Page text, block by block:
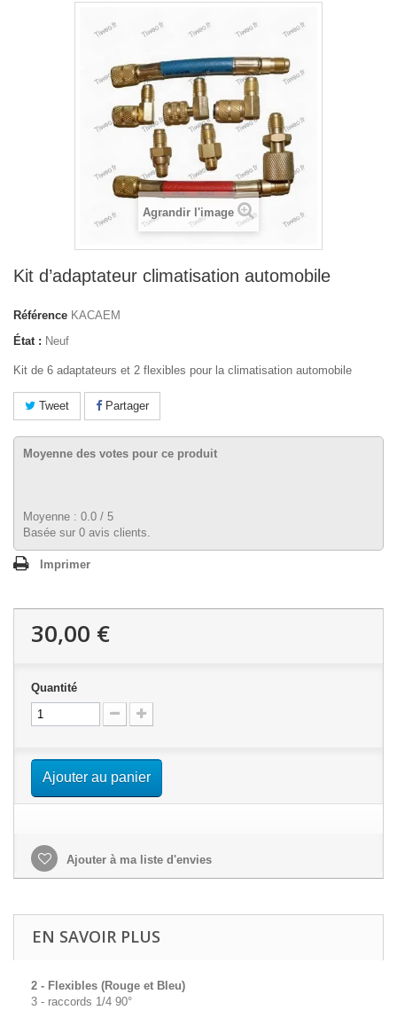
Agrandir l'image
Kit d’adaptateur climatisation automobile
Référence KACAEM
État : Neuf
Kit de 6 adaptateurs et 2 flexibles pour la climatisation automobile
Tweet Partager
Moyenne des votes pour ce produit
Moyenne : 0.0 / 5
Basée sur 0 avis clients.
Imprimer
30,00 €
Quantité
Ajouter au panier
Ajouter à ma liste d'envies
EN SAVOIR PLUS
2 - Flexibles (Rouge et Bleu)
3 - raccords 1/4 90°